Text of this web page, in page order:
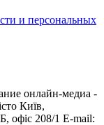
и персональных
онлайн-медиа -
Київ,
208/1 E-mail: